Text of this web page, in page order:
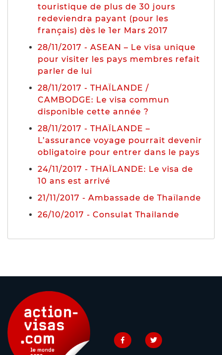
touristique de plus de 30 jours
redeviendra payant (pour les
français) dès le 1er Mars 2017
28/11/2017 - ASEAN – Le visa unique
pour visiter les pays membres refait
parler de lui
28/11/2017 - THAÏLANDE /
CAMBODGE: Le visa commun
disponible cette année ?
28/11/2017 - THAÏLANDE –
L’assurance voyage pourrait devenir
obligatoire pour entrer dans le pays
24/11/2017 - THAÏLANDE: Le visa de
10 ans est arrivé
21/11/2017 - Ambassade de Thaïlande
26/10/2017 - Consulat Thailande